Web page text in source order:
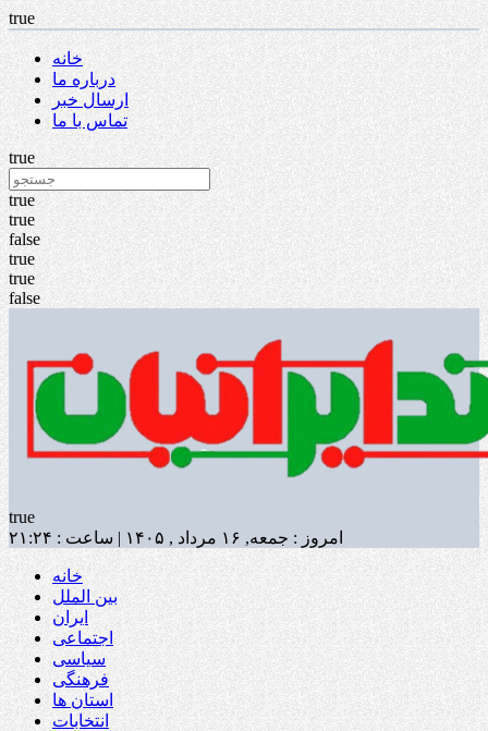
true
خانه
درباره ما
ارسال خبر
تماس با ما
true
true
true
false
true
true
false
true
امروز : جمعه, ۱۶ مرداد , ۱۴۰۵ | ساعت : ۲۱:۲۴
خانه
بین الملل
ایران
اجتماعی
سیاسی
فرهنگی
استان ها
انتخابات